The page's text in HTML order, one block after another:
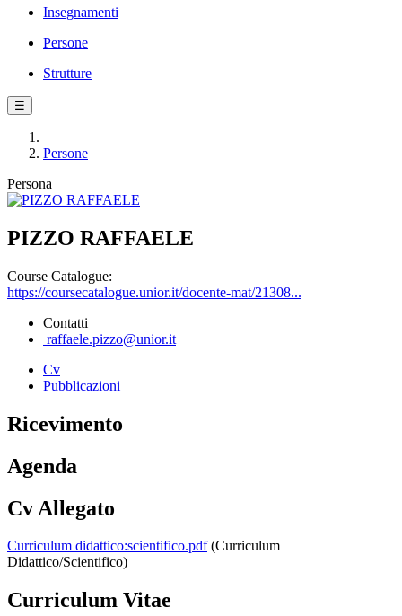
Insegnamenti
Persone
Strutture
☰
Persone
Persona
PIZZO RAFFAELE
Course Catalogue:
https://coursecatalogue.unior.it/docente-mat/21308...
Contatti
raffaele.pizzo@unior.it
Cv
Pubblicazioni
Ricevimento
Agenda
Cv Allegato
Curriculum didattico:scientifico.pdf(Curriculum
Didattico/Scientifico)
Curriculum Vitae